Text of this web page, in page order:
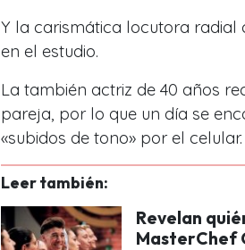
Y la carismática locutora radial
en el estudio.
La también actriz de 40 años
pareja, por lo que un día se
«subidos de tono» por el celular.
Leer también:
Revelan
MasterChef